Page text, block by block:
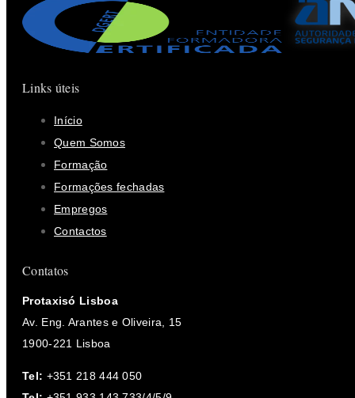
Links úteis
Início
Quem Somos
Formação
Formações fechadas
Empregos
Contactos
Contatos
Protaxisó Lisboa
Av. Eng. Arantes e Oliveira, 15
1900-221 Lisboa
Tel: +351 218 444 050